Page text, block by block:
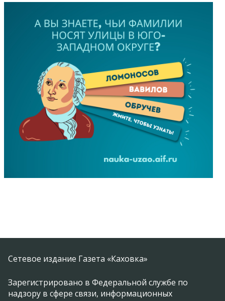
Сетевое издание Газета «Каховка»
Зарегистрировано в Федеральной службе по
надзору в сфере связи, информационных